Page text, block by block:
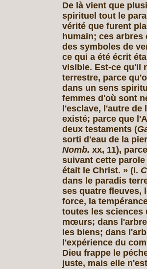
De là vient que
spirituel tout le
vérité que furent
humain; ces
des symboles de
ce qui a été écrit
visible. Est‑ce qu'il
terrestre, parce
dans un sens
femmes d'où sont
l'esclave, l'autre
existé; parce que
deux testaments (
sorti d'eau de la
Nomb. xx, 11),
suivant cette
était le Christ. » (I.
dans le paradis
ses quatre fleuves,
force, la
toutes les sciences
mœurs; dans
les biens; dans
l'expérience du
Dieu frappe le
juste, mais elle